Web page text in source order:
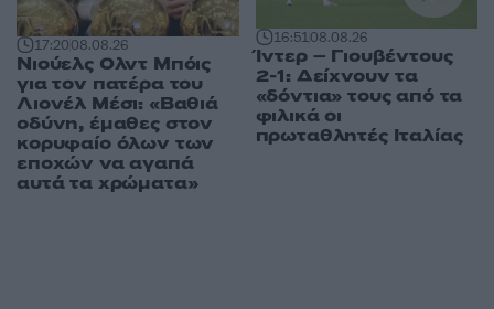
17:2008.08.26
Νιούελς Ολντ Μπόις
για τον πατέρα του
Λιονέλ Μέσι: «Βαθιά
οδύνη, έμαθες στον
κορυφαίο όλων των
εποχών να αγαπά
αυτά τα χρώματα»
16:5108.08.26
Ίντερ – Γιουβέντους
2-1: Δείχνουν τα
«δόντια» τους από τα
φιλικά οι
πρωταθλητές Ιταλίας